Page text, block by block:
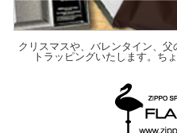
クリスマスや、バレンタイン、
トラッピングいたします。ち